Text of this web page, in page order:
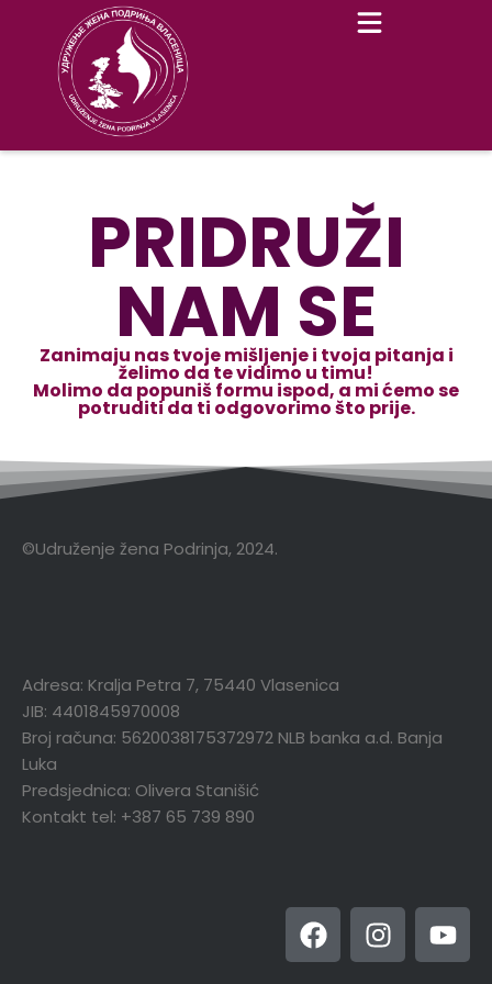
content
PRIDRUŽI
NAM SE
Zanimaju nas tvoje mišljenje i tvoja pitanja i
želimo da te vidimo u timu!
Molimo da popuniš formu ispod, a mi ćemo se
potruditi da ti odgovorimo što prije.
©Udruženje žena Podrinja, 2024.
Adresa: Kralja Petra 7, 75440 Vlasenica
JIB: 4401845970008
Broj računa: 5620038175372972 NLB banka a.d. Banja
Luka
Predsjednica: Olivera Stanišić
Kontakt tel: +387 65 739 890